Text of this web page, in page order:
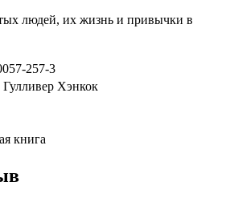
людей, их жизнь и привычки в
257-3
Хэнкок
книга